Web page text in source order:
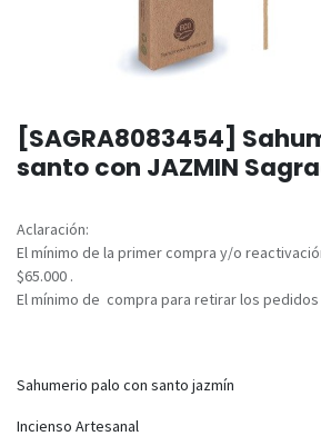
[SAGRA8083454]
santo con JAZMIN
Aclaración:
El mínimo de la primer compra y/o
$65.000 .
El mínimo de compra para retirar los pedidos
Sahumerio palo con santo jazmín
Incienso Artesanal